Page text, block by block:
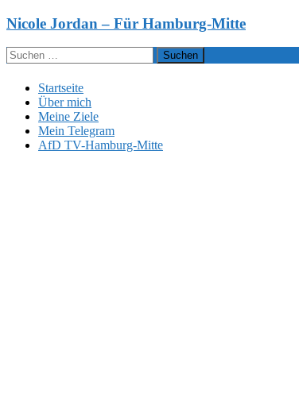
Zum
springen
Nicole Jordan – Für Hamburg-Mitte
Suchen
nach:
Startseite
Über mich
Meine Ziele
Mein Telegram
AfD TV-Hamburg-Mitte